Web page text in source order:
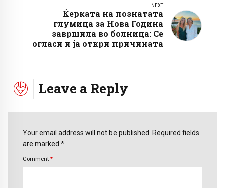
NEXT
Ќерката на познатата
глумица за Нова Година
завршила во болница: Се
огласи и ја откри причината
Leave a Reply
Your email address will not be published. Required fields
are marked *
Comment *